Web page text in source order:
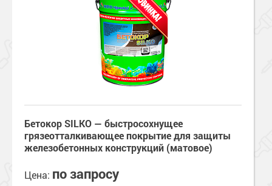
Бетокор SILKO — быстросохнущее
грязеотталкивающее покрытие для защиты
железобетонных конструкций (матовое)
Цена: по запросу